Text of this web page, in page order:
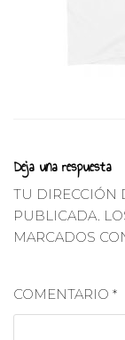
Deja una respuesta
TU DIRECCIÓN
PUBLICADA.
MARCADOS
COMENTARIO *